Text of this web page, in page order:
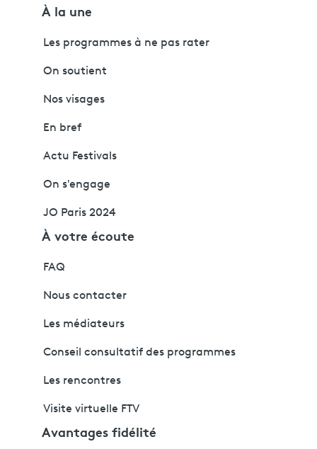
À la une
Les programmes à ne pas rater
On soutient
Nos visages
En bref
Actu Festivals
On s'engage
JO Paris 2024
À votre écoute
FAQ
Nous contacter
Les médiateurs
Conseil consultatif des programmes
Les rencontres
Visite virtuelle FTV
Avantages fidélité